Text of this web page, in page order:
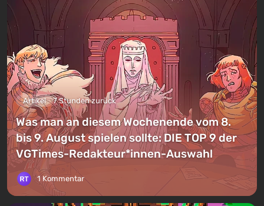
Artikel 7 Stunden zurück
Was man an diesem Wochenende vom 8.
bis 9. August spielen sollte: DIE TOP 9 der
VGTimes-Redakteur*innen-Auswahl
1 Kommentar